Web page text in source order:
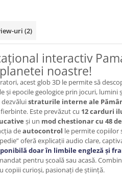
uri (2)
interactiv
noastre!
acest glob 3D le permite să
și epocile geologice prin jocuri, lumini
straturile interne ale
Este prevăzut cu 12 carduri
și un mod chestionar cu 48
deautocontrol le permite copiilor
oferă explicații audio clare,
doar în limbile engleză și
pentru școală sau acasă.
copiii curioși, pasionați de știință.